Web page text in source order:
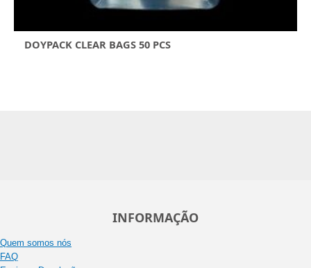
DOYPACK CLEAR BAGS 50 PCS
INFORMAÇÃO
Quem somos nós
FAQ